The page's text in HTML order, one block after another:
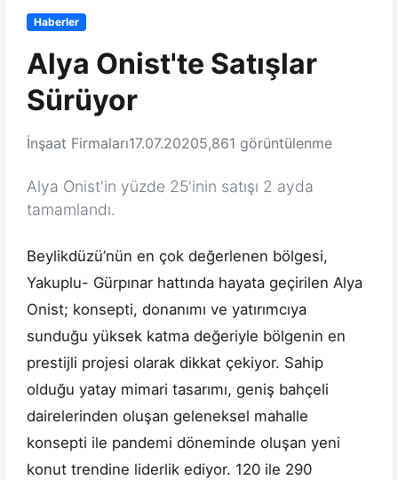
Haberler
Alya Onist'te Satışlar
Sürüyor
İnşaat Firmaları17.07.20205,861 görüntülenme
Alya Onist'in yüzde 25'inin satışı 2 ayda
tamamlandı.
Beylikdüzü’nün en çok değerlenen bölgesi,
Yakuplu- Gürpınar hattında hayata geçirilen Alya
Onist; konsepti, donanımı ve yatırımcıya
sunduğu yüksek katma değeriyle bölgenin en
prestijli projesi olarak dikkat çekiyor. Sahip
olduğu yatay mimari tasarımı, geniş bahçeli
dairelerinden oluşan geleneksel mahalle
konsepti ile pandemi döneminde oluşan yeni
konut trendine liderlik ediyor. 120 ile 290